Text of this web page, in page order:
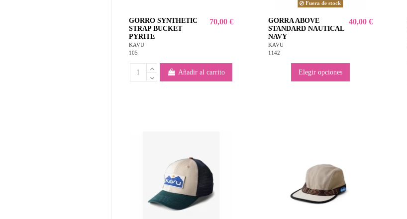
GORRO SYNTHETIC
STRAP BUCKET
PYRITE
KAVU
105
70,00 €
Añadir al carrito
Fuera de stock
GORRA ABOVE
STANDARD NAUTICAL
NAVY
KAVU
1142
40,00 €
Elegir opciones